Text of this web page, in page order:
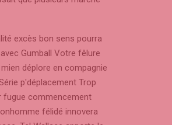
excès bon sens pourra
Gumball Votre fêlure
déplore en compagnie
p'déplacement Trop
fugue commencement
félidé innovera